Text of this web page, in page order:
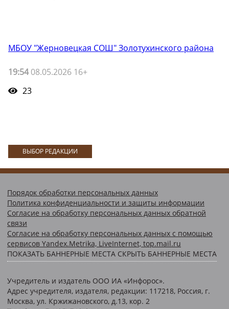
МБОУ "Жерновецкая СОШ" Золотухинского района
19:5408.05.2026 16+
23
ВЫБОР РЕДАКЦИИ
Порядок обработки персональных данных
Политика конфиденциальности и защиты информации
Согласие на обработку персональных данных обратной
связи
Согласие на обработку персональных данных с помощью
сервисов Yandex.Metrika, LiveInternet, top.mail.ru
ПОКАЗАТЬ БАННЕРНЫЕ МЕСТА СКРЫТЬ БАННЕРНЫЕ МЕСТА
Учредитель и издатель ООО ИА «Инфорос».
Адрес учредителя, издателя, редакции: 117218, Россия, г.
Москва, ул. Кржижановского, д.13, кор. 2